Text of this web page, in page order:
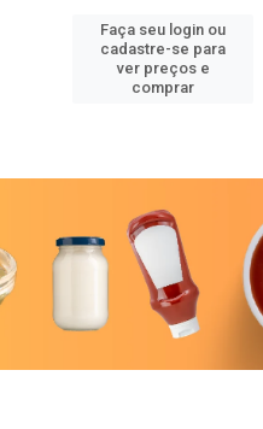
Faça seu login ou
cadastre-se para
ver preços e
comprar